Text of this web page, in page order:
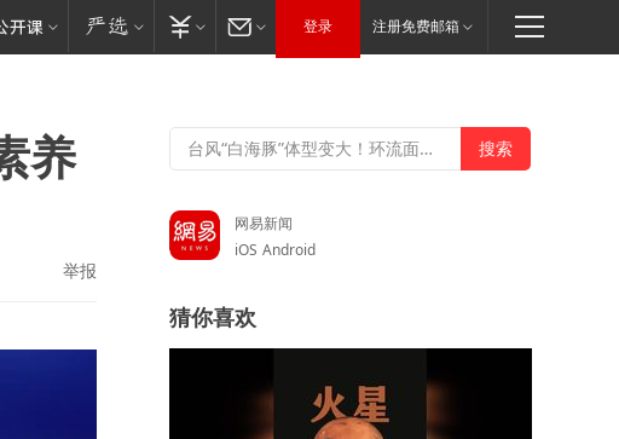
登录 注册免费邮箱
养
举报
网易新闻
iOS Android
猜你喜欢